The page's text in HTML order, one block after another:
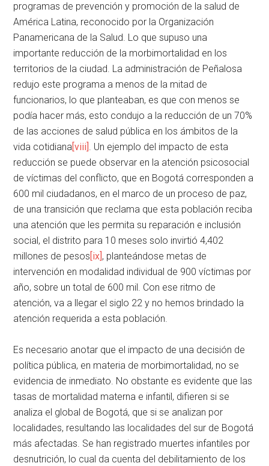
programas de prevención y promoción de la salud de
América Latina, reconocido por la Organización
Panamericana de la Salud. Lo que supuso una
importante reducción de la morbimortalidad en los
territorios de la ciudad. La administración de Peñalosa
redujo este programa a menos de la mitad de
funcionarios, lo que planteaban, es que con menos se
podía hacer más, esto condujo a la reducción de un 70%
de las acciones de salud pública en los ámbitos de la
vida cotidiana [viii] . Un ejemplo del impacto de esta
reducción se puede observar en la atención psicosocial
de víctimas del conflicto, que en Bogotá corresponden a
600 mil ciudadanos, en el marco de un proceso de paz,
de una transición que reclama que esta población reciba
una atención que les permita su reparación e inclusión
social, el distrito para 10 meses solo invirtió 4,402
millones de pesos [ix] , planteándose metas de
intervención en modalidad individual de 900 víctimas por
año, sobre un total de 600 mil. Con ese ritmo de
atención, va a llegar el siglo 22 y no hemos brindado la
atención requerida a esta población.
Es necesario anotar que el impacto de una decisión de
política pública, en materia de morbimortalidad, no se
evidencia de inmediato. No obstante es evidente que las
tasas de mortalidad materna e infantil, difieren si se
analiza el global de Bogotá, que si se analizan por
localidades, resultando las localidades del sur de Bogotá
más afectadas. Se han registrado muertes infantiles por
desnutrición, lo cual da cuenta del debilitamiento de los